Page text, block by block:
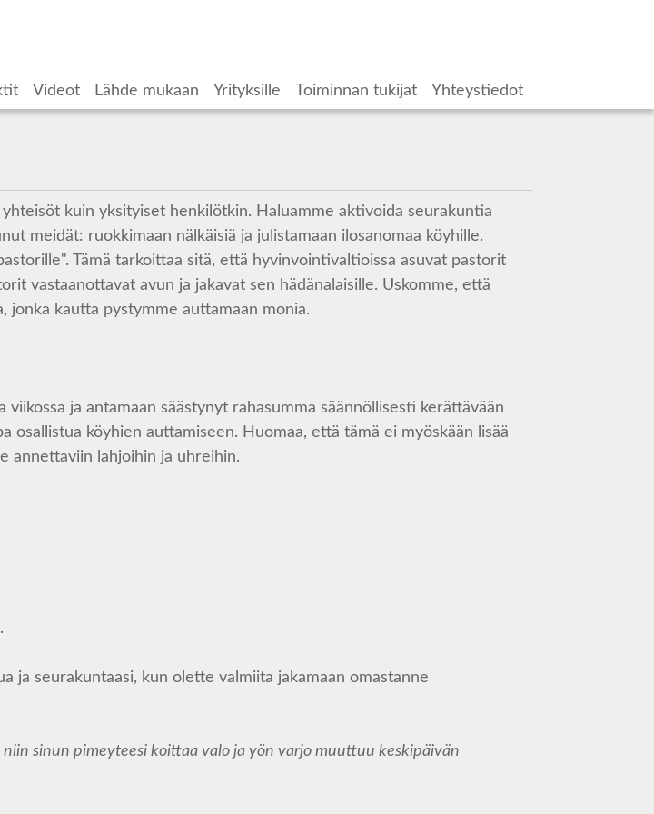
Videot Lähde mukaan Yrityksille Toiminnan tukijat Yhteystiedot
kuin yksityiset henkilötkin. Haluamme aktivoida seurakuntia
meidät: ruokkimaan nälkäisiä ja julistamaan ilosanomaa köyhille.
Tämä tarkoittaa sitä, että hyvinvointivaltioissa asuvat pastorit
vastaanottavat avun ja jakavat sen hädänalaisille. Uskomme, että
jonka kautta pystymme auttamaan monia.
ja antamaan säästynyt rahasumma säännöllisesti kerättävään
osallistua köyhien auttamiseen. Huomaa, että tämä ei myöskään lisää
annettaviin lahjoihin ja uhreihin.
ja seurakuntaasi, kun olette valmiita jakamaan omastanne
sinun pimeyteesi koittaa valo ja yön varjo muuttuu keskipäivän